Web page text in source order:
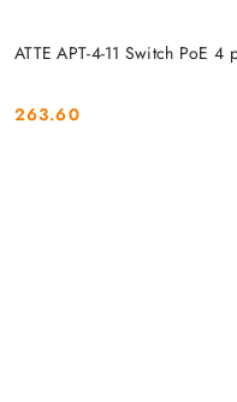
ATTE APT-4-11 Switch PoE
Cena:
263.60